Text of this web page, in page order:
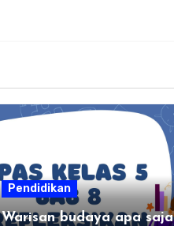
Pendidikan
Warisan budaya apa saja